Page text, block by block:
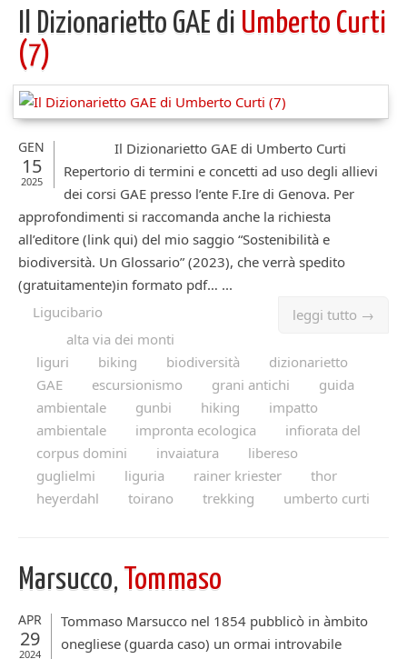
Il Dizionarietto GAE di Umberto Curti
(7)
GEN
15
2025
Il Dizionarietto GAE di Umberto Curti
Repertorio di termini e concetti ad uso degli allievi
dei corsi GAE presso l’ente F.Ire di Genova. Per
approfondimenti si raccomanda anche la richiesta
all’editore (link qui) del mio saggio “Sostenibilità e
biodiversità. Un Glossario” (2023), che verrà spedito
(gratuitamente)in formato pdf… ...
leggi tutto →
Ligucibario
alta via dei monti
liguri
biking biodiversità
dizionarietto
GAE
escursionismo grani antichi
guida
ambientale
gunbi hiking
impatto
ambientale
impronta ecologica
infiorata del
corpus domini
invaiatura
libereso
guglielmi
liguria rainer kriester
thor
heyerdahl
toirano trekking umberto curti
Marsucco, Tommaso
APR
29
2024
Tommaso Marsucco nel 1854 pubblicò in àmbito
onegliese (guarda caso) un ormai introvabile